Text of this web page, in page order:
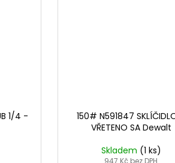
1/4 -
150# N591847
VŘETENO SA Dewalt
Skladem (1 ks)
947 Kč bez DPH